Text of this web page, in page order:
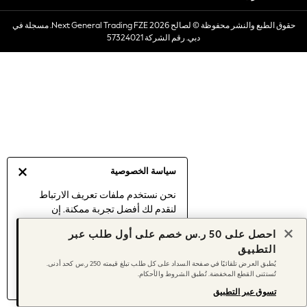
سياسة الخصوصية
نحن نستخدم ملفات تعريف الارتباط
لنقدم لك أفضل تجربة ممكنة. إن
موافقتك على استخدامنا لملفات تعريف
اكتشف المزيد عن إدارة إعدادات ملفات
تعريف الارتباط (الكوكيز).
Dresses
Occasionwear
Sets & Outfits
Sun Hats & Caps
Women's Holiday Shop
Women's Travel Styles
Dresses
Occasionwear
Linen Collection
Tops & T-Shirts
حقوق الطبع والنشر محفوظة © لصالح 2026 Next General Trading FZE. مسجلة في
دبي. رقم الشركة 57324021
احصل على 50 ر.س خصم على أول طلب عبر
التطبيق
يُطبق العرض تلقائيًا في صفحة السداد على كل طلب تبلغ قيمته 250 ر.س كحد أدنى.
تُستثنى القطع المخفضة. تُطبق الشروط والأحكام.
تسوق عبر التطبيق